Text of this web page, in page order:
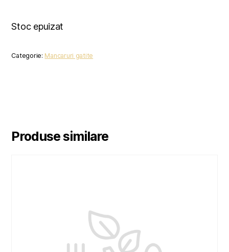
Stoc epuizat
Categorie: Mancaruri gatite
Produse similare